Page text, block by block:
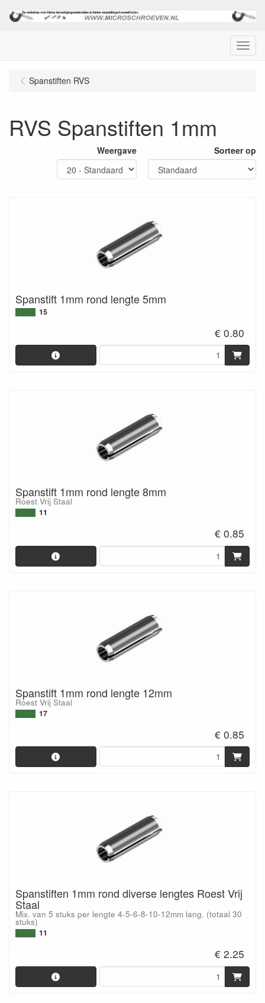
Menu
Spanstiften RVS
RVS Spanstiften 1mm
Weergave Sorteer op
Spanstift 1mm rond lengte 5mm
15
€ 0.80
Spanstift 1mm rond lengte 8mm
Roest Vrij Staal
11
€ 0.85
Spanstift 1mm rond lengte 12mm
Roest Vrij Staal
17
€ 0.85
Spanstiften 1mm rond diverse lengtes Roest Vrij
Staal
Mix. van 5 stuks per lengte 4-5-6-8-10-12mm lang. (totaal 30
stuks)
11
€ 2.25